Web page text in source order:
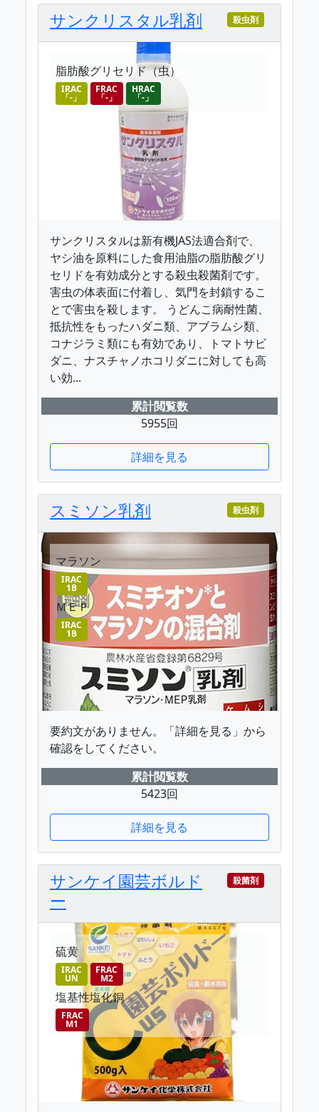
サンクリスタル乳剤 殺虫剤
脂肪酸グリセリド（虫）
IRAC
「-」
FRAC
「-」
HRAC
「-」
サンクリスタルは新有機JAS法適合剤で、
ヤシ油を原料にした食用油脂の脂肪酸グリ
セリドを有効成分とする殺虫殺菌剤です。
害虫の体表面に付着し、気門を封鎖するこ
とで害虫を殺します。 うどんこ病耐性菌、
抵抗性をもったハダニ類、アブラムシ類、
コナジラミ類にも有効であり、トマトサビ
ダニ、ナスチャノホコリダニに対しても高
い効...
累計閲覧数
5955回
詳細を見る
スミソン乳剤 殺虫剤
マラソン
IRAC
1B
ＭＥＰ
IRAC
1B
要約文がありません。「詳細を見る」から
確認をしてください。
累計閲覧数
5423回
詳細を見る
サンケイ園芸ボルド
ー
殺菌剤
硫黄
IRAC
UN
FRAC
M2
塩基性塩化銅
FRAC
M1